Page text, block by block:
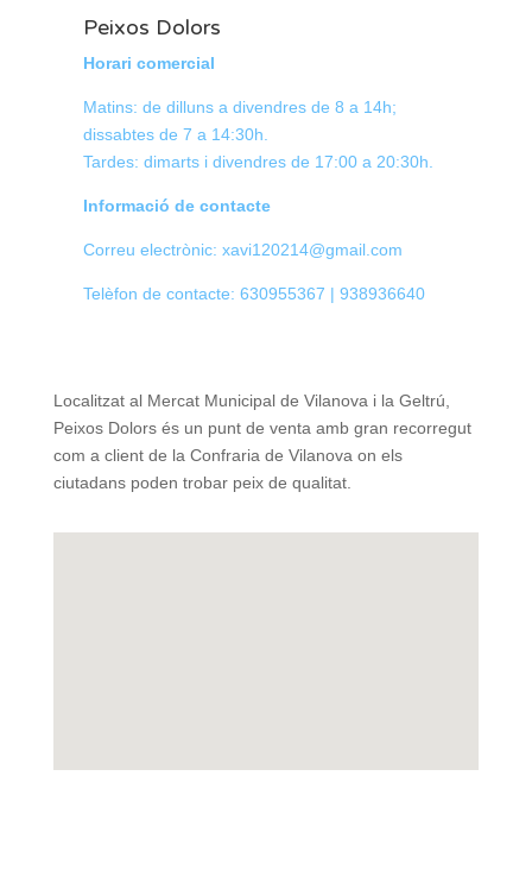
Peixos Dolors
Horari comercial
Matins: de dilluns a divendres de 8 a 14h;
dissabtes de 7 a 14:30h.
Tardes: dimarts i divendres de 17:00 a 20:30h.
Informació de contacte
Correu electrònic: xavi120214@gmail.com
Telèfon de contacte: 630955367 | 938936640
Localitzat al Mercat Municipal de Vilanova i la Geltrú,
Peixos Dolors és un punt de venta amb gran recorregut
com a client de la Confraria de Vilanova on els
ciutadans poden trobar peix de qualitat.